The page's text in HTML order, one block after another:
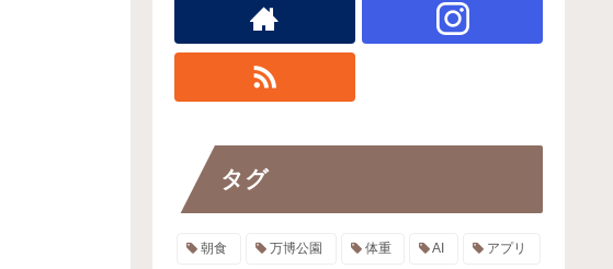
タグ
朝食 万博公園 体重 AI アプリ